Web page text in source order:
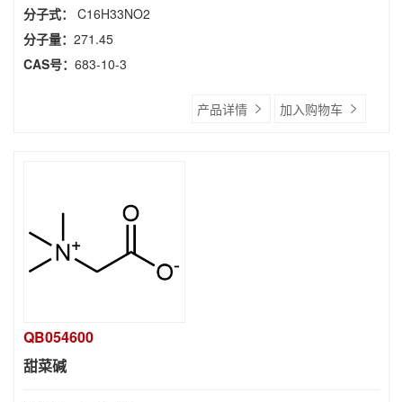
分子式： C16H33NO2
分子量： 271.45
CAS号： 683-10-3
产品详情 加入购物车
QB054600
甜菜碱